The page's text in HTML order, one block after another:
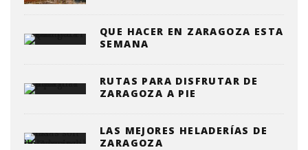
QUE HACER EN ZARAGOZA ESTA
SEMANA
RUTAS PARA DISFRUTAR DE
ZARAGOZA A PIE
LAS MEJORES HELADERÍAS DE
ZARAGOZA